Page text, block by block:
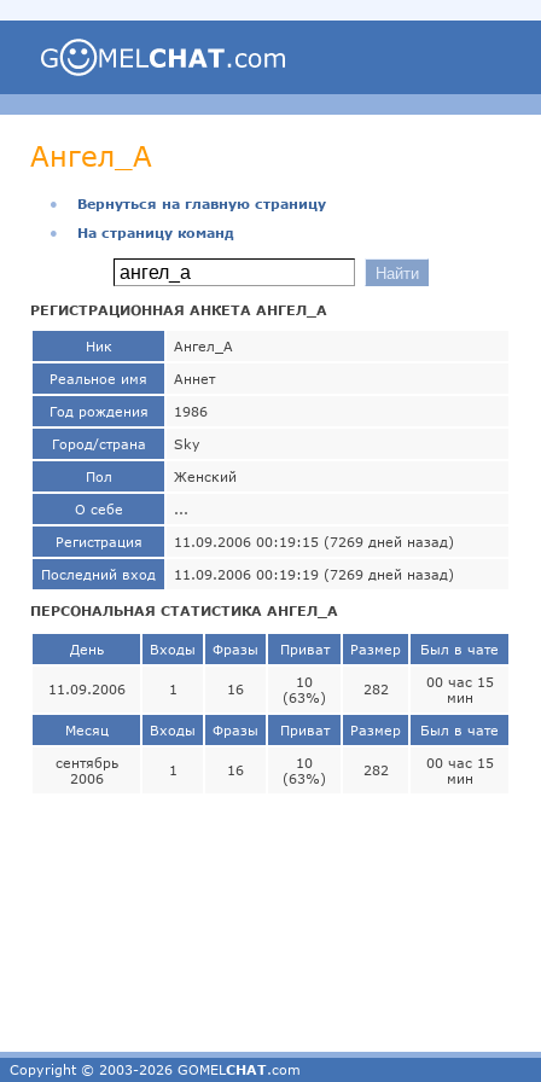
Ангел_А
●
Вернуться на главную страницу
●
На страницу команд
РЕГИСТРАЦИОННАЯ АНКЕТА АНГЕЛ_А
Ник Ангел_А
Реальное имя Аннет
Год рождения 1986
Город/страна Sky
Пол Женский
О себе ...
Регистрация 11.09.2006 00:19:15 (7269 дней назад)
Последний вход 11.09.2006 00:19:19 (7269 дней назад)
ПЕРСОНАЛЬНАЯ СТАТИСТИКА АНГЕЛ_А
День Входы Фразы Приват Размер Был в чате
11.09.2006 1 16
10
(63%)
282
00 час 15
мин
Месяц Входы Фразы Приват Размер Был в чате
сентябрь
2006
1 16
10
(63%)
282
00 час 15
мин
Copyright © 2003-2026 GOMEL CHAT.com